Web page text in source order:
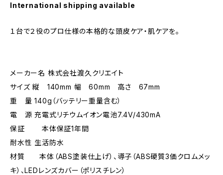
International shipping available
１台で２役のプロ仕様の本格的な頭皮ケア・肌ケアを。
メーカー名 株式会社渡久クリエイト
サイズ 縦 140mm 幅 60mm 高さ 67mm
重 量 140g（バッテリー重量含む）
電 源 充電式リチウムイオン電池7.4V/430mA
保証 本体保証1年間
耐水性 生活防水
材質 本体（ABS塗装仕上げ）、導子（ABS硬質3価クロムメッ
キ）、LEDレンズカバー（ポリスチレン）